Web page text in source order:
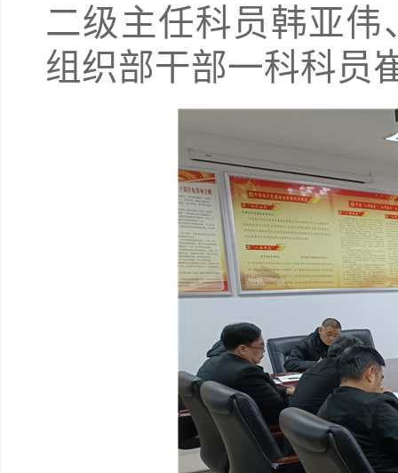
二级主任科员韩亚
组织部干部一科科员